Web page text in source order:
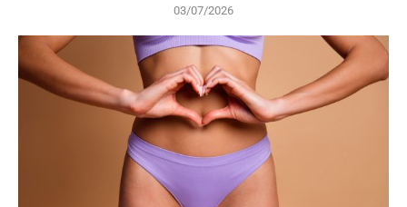
03/07/2026